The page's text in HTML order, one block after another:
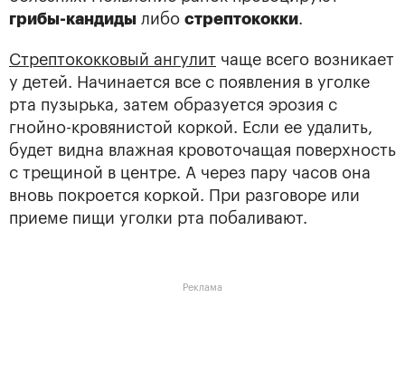
грибы-кандиды либо стрептококки.
Стрептококковый ангулит чаще всего возникает
у детей. Начинается все с появления в уголке
рта пузырька, затем образуется эрозия с
гнойно-кровянистой коркой. Если ее удалить,
будет видна влажная кровоточащая поверхность
с трещиной в центре. А через пару часов она
вновь покроется коркой. При разговоре или
приеме пищи уголки рта побаливают.
Реклама